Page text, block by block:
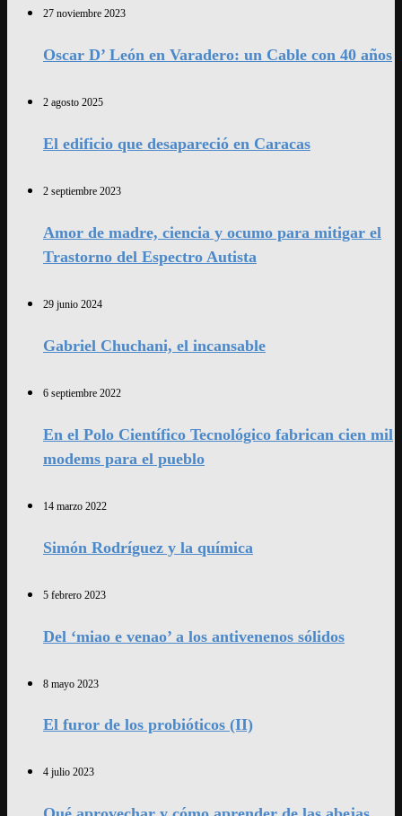
27 noviembre 2023
Oscar D’ León en Varadero: un Cable con 40 años
2 agosto 2025
El edificio que desapareció en Caracas
2 septiembre 2023
Amor de madre, ciencia y ocumo para mitigar el
Trastorno del Espectro Autista
29 junio 2024
Gabriel Chuchani, el incansable
6 septiembre 2022
En el Polo Científico Tecnológico fabrican cien mil
modems para el pueblo
14 marzo 2022
Simón Rodríguez y la química
5 febrero 2023
Del ‘miao e venao’ a los antivenenos sólidos
8 mayo 2023
El furor de los probióticos (II)
4 julio 2023